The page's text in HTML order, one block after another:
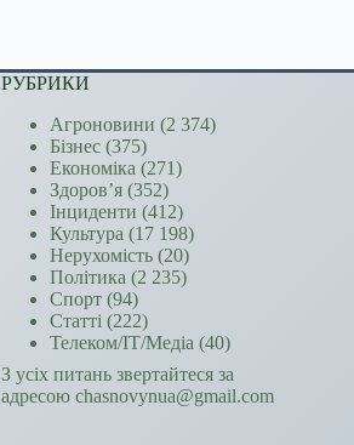
РУБРИКИ
Агроновини (2 374)
Бізнес (375)
Економіка (271)
Здоров’я (352)
Інциденти (412)
Культура (17 198)
Нерухомість (20)
Політика (2 235)
Спорт (94)
Статті (222)
Телеком/ІТ/Медіа (40)
З усіх питань звертайтеся за
адресою chasnovynua@gmail.com